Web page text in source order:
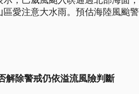
愛注意大水雨。預估海陸風颱
解除警戒仍依溢流風險判斷